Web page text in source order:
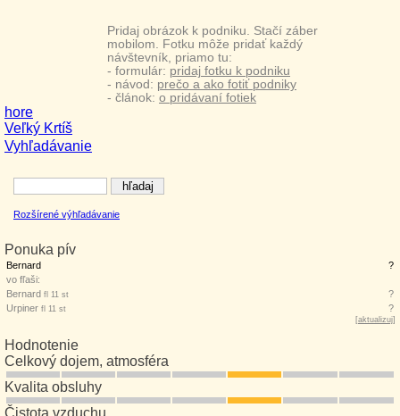
Vyhľadávanie
Rozšírené výhľadávanie
Ponuka pív
Bernard
?
vo fľaši:
Bernard fl 11 st
?
Urpiner fl 11 st ?
[aktualizuj]
Hodnotenie
Celkový dojem, atmosféra
Kvalita obsluhy
Čistota vzduchu
Pridaj obrázok k podniku. Stačí záber
mobilom. Fotku môže pridať každý
návštevník, priamo tu:
- formulár: pridaj fotku k podniku
- návod: prečo a ako fotiť podniky
- článok: o pridávaní fotiek
hore
Veľký Krtíš